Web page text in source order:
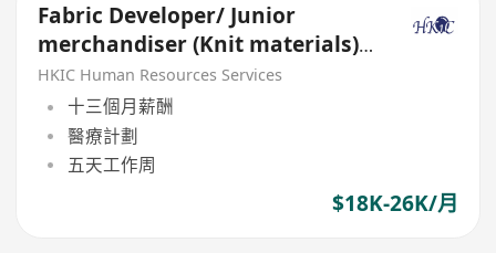
Fabric Developer/ Junior
merchandiser (Knit materials) -
Fashion 3D CAD skills
HKIC Human Resources Services
十三個月薪酬
醫療計劃
五天工作周
$18K-26K/月